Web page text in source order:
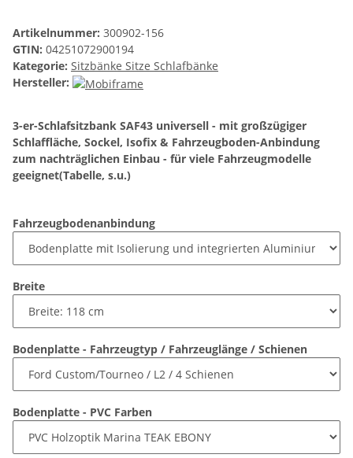
Artikelnummer: 300902-156
GTIN: 04251072900194
Kategorie: Sitzbänke Sitze Schlafbänke
Hersteller:
3-er-Schlafsitzbank SAF43 universell - mit großzügiger
Schlaffläche, Sockel, Isofix & Fahrzeugboden-Anbindung
zum nachträglichen Einbau - für viele Fahrzeugmodelle
geeignet(Tabelle, s.u.)
Fahrzeugbodenanbindung
Breite
Bodenplatte - Fahrzeugtyp / Fahrzeuglänge / Schienen
Bodenplatte - PVC Farben